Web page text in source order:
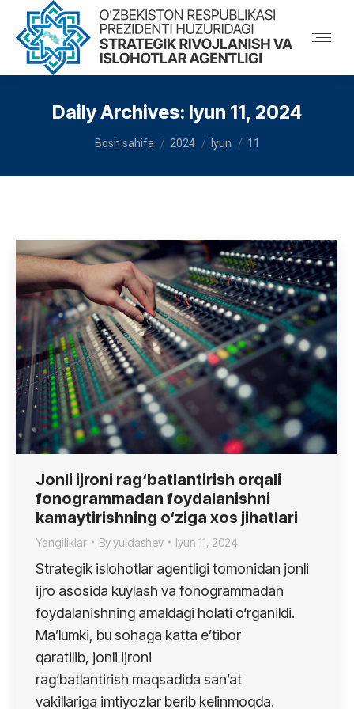
Daily Archives: Iyun 11, 2024
You are here:
Bosh sahifa 2024 Iyun 11
Jonli ijroni rag‘batlantirish orqali
fonogrammadan foydalanishni
kamaytirishning o‘ziga xos jihatlari
Yangiliklar Byyuldashev Iyun 11, 2024
Strategik islohotlar agentligi tomonidan jonli
ijro asosida kuylash va fonogrammadan
foydalanishning amaldagi holati o‘rganildi.
Ma’lumki, bu sohaga katta e’tibor
qaratilib, jonli ijroni
rag‘batlantirish maqsadida san’at
vakillariga imtiyozlar berib kelinmoqda.